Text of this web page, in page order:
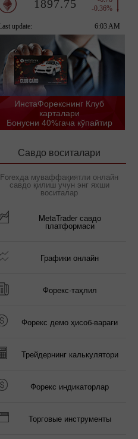
ИнстаФорекснинг Клуб
карталари
Бонусни 40%гача кўпайтир
Савдо воситалари
Forexда муваффақиятли онлайн
савдо қилиш учун энг яхши
воситалар
MetaTrader савдо
платформаси
Графики онлайн
Форекс-таҳлил
Форекс демо ҳисоб-варағи
Трейдернинг калькулятори
Форекс индикаторлар
Торговые инструменты